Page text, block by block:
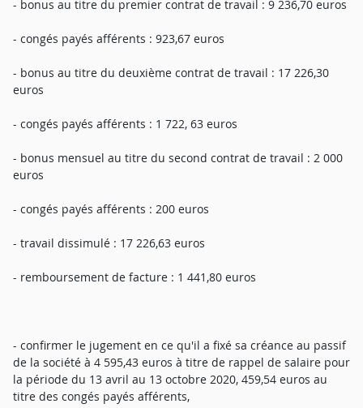
- bonus au titre du premier contrat de travail : 9 236,70 euros
- congés payés afférents : 923,67 euros
- bonus au titre du deuxième contrat de travail : 17 226,30
euros
- congés payés afférents : 1 722, 63 euros
- bonus mensuel au titre du second contrat de travail : 2 000
euros
- congés payés afférents : 200 euros
- travail dissimulé : 17 226,63 euros
- remboursement de facture : 1 441,80 euros
- confirmer le jugement en ce qu'il a fixé sa créance au passif
de la société à 4 595,43 euros à titre de rappel de salaire pour
la période du 13 avril au 13 octobre 2020, 459,54 euros au
titre des congés payés afférents,